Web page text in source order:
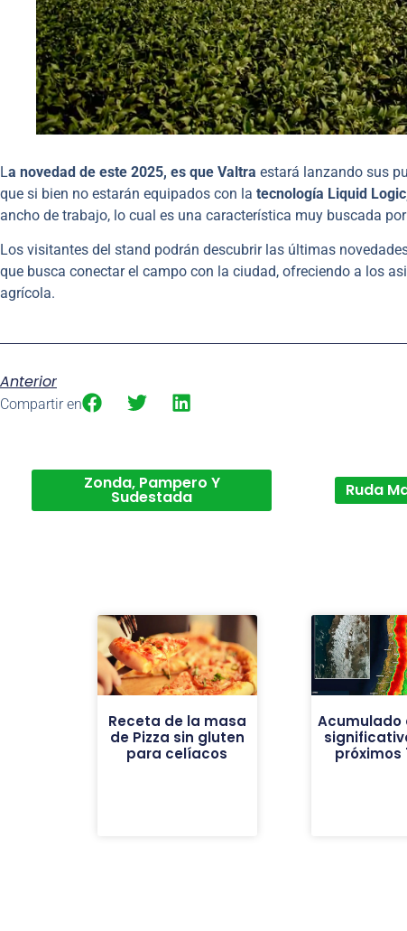
La novedad de este 2025, es que Valtra estará lanzando sus
que si bien no estarán equipados con la tecnología Liquid
ancho de trabajo, lo cual es una característica muy buscada
Los visitantes del stand podrán descubrir las últimas
que busca conectar el campo con la ciudad, ofreciendo a los
agrícola.
Anterior
Compartir en
Zonda, Pampero Y
Sudestada Ruda
Receta de la masa
de Pizza sin gluten
para celíacos
Acumulado
próximos